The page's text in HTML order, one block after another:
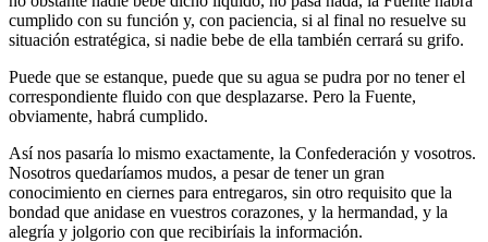
cumplido con su función y, con paciencia, si al final no resuelve su
situación estratégica, si nadie bebe de ella también cerrará su grifo.
Puede que se estanque, puede que su agua se pudra por no tener el
correspondiente fluido con que desplazarse. Pero la Fuente,
obviamente, habrá cumplido.
Así nos pasaría lo mismo exactamente, la Confederación y vosotros.
Nosotros quedaríamos mudos, a pesar de tener un gran
conocimiento en ciernes para entregaros, sin otro requisito que la
bondad que anidase en vuestros corazones, y la hermandad, y la
alegría y jolgorio con que recibiríais la información.